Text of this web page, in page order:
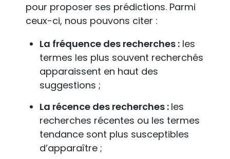
pour proposer ses prédictions. Parmi
ceux-ci, nous pouvons citer :
La fréquence des recherches : les
termes les plus souvent recherchés
apparaissent en haut des
suggestions ;
La récence des recherches : les
recherches récentes ou les termes
tendance sont plus susceptibles
d’apparaître ;